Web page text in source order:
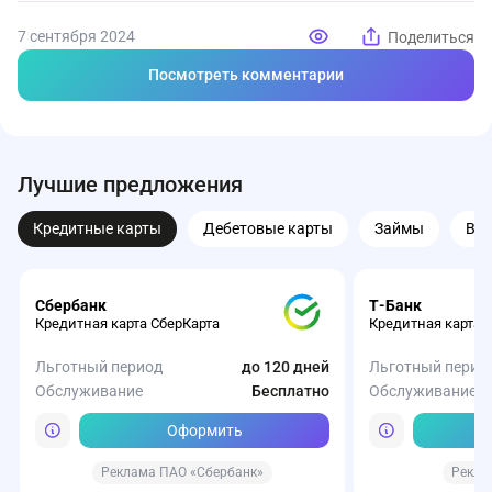
7 сентября 2024 Поделиться
Посмотреть комментарии
Лучшие предложения
Кредитные карты Дебетовые карты Займы
Сбербанк
Кредитная карта СберКарта
Льготный период
до 120 дней
Обслуживание
Бесплатно
Оформить
Реклама ПАО «Сбербанк»
Т-Банк
Кредитная карта
Льготный
Обслуживание